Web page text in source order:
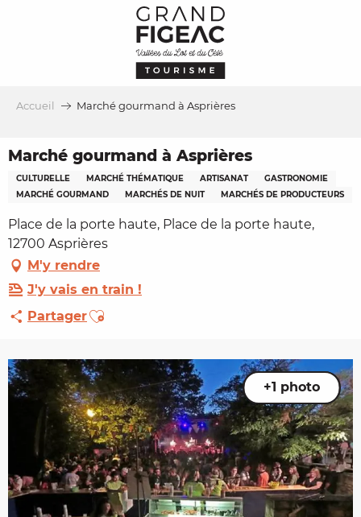
Accueil Marché gourmand à Asprières
Marché gourmand à Asprières
CULTURELLE MARCHÉ THÉMATIQUE ARTISANAT
GASTRONOMIE
MARCHÉ GOURMAND
MARCHÉS DE NUIT MARCHÉS DE PRODUCTEURS
Place de la porte haute, Place de la porte haute,
12700 Asprières
M'y rendre
J'y vais en train !
PartagerAjouter aux favoris
+1 photo